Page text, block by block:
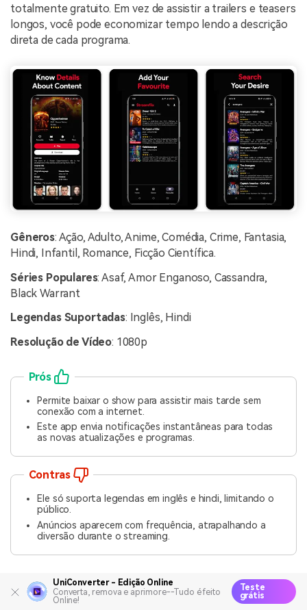
totalmente gratuito. Em vez de assistir a trailers e teasers
longos, você pode economizar tempo lendo a descrição
direta de cada programa.
Gêneros: Ação, Adulto, Anime, Comédia, Crime, Fantasia,
Hindi, Infantil, Romance, Ficção Científica.
Séries Populares: Asaf, Amor Enganoso, Cassandra,
Black Warrant
Legendas Suportadas: Inglês, Hindi
Resolução de Vídeo: 1080p
Prós
Permite baixar o show para assistir mais tarde sem
conexão com a internet.
Este app envia notificações instantâneas para todas
as novas atualizações e programas.
Contras
Ele só suporta legendas em inglês e hindi, limitando o
público.
Anúncios aparecem com frequência, atrapalhando a
diversão durante o streaming.
2. Fawesome (Android&iOS)
UniConverter - Edição Online
Converta, remova e aprimore--Tudo é feito
Online!
Teste
grátis